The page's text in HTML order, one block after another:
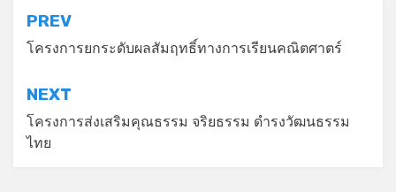
แนะแนว
เรื่อง
PREV
โครงการยกระดับผลสัมฤทธิ์ทางการเรียนคณิตศาตร์
NEXT
โครงการส่งเสริมคุณธรรม จริยธรรม ดำรงวัฒนธรรม
ไทย